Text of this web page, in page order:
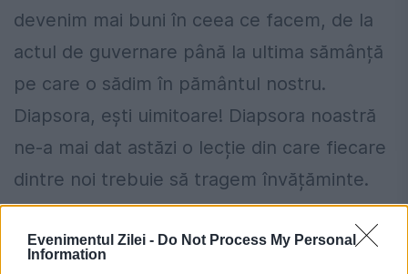
Evenimentul Zilei - Do Not Process My Personal
Information
devenim mai buni în ceea ce facem, de la
actul de guvernare până la ultima sămânță
pe care o sădim în pământul nostru.
Diapsora, ești uimitoare! Diapsora noastră
ne-a mai dat astăzi o lecție din care fiecare
dintre noi trebuie să tragem învățăminte.
Moldovenii noștri, departe, au arătat din
nou că Moldova bate în păiepturile lor la fel